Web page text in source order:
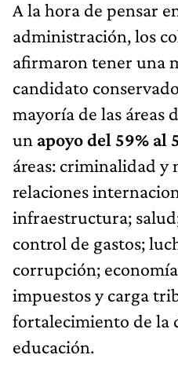
A la hora de pensar
administración, los
afirmaron tener una
candidato
mayoría de las áreas
un apoyo del 59% al
áreas: criminalidad y
relaciones
infraestructura;
control de gastos;
corrupción;
impuestos y carga
fortalecimiento de la
educación.